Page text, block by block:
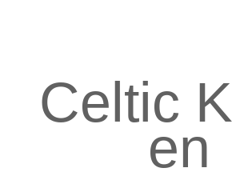
Celtic
en